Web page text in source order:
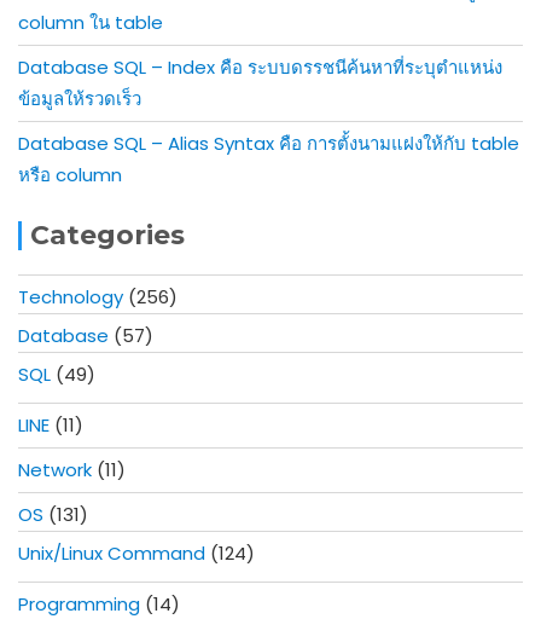
column ใน table
Database SQL – Index คือ ระบบดรรชนีค้นหาที่ระบุตำแหน่ง
ข้อมูลให้รวดเร็ว
Database SQL – Alias Syntax คือ การตั้งนามแฝงให้กับ table
หรือ column
Categories
Technology (256)
Database (57)
SQL (49)
LINE (11)
Network (11)
OS (131)
Unix/Linux Command (124)
Programming (14)